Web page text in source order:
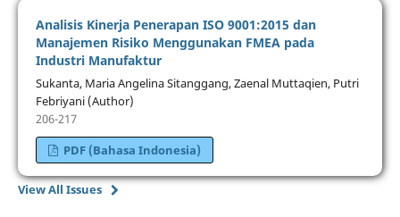
Analisis Kinerja Penerapan ISO 9001:2015 dan
Manajemen Risiko Menggunakan FMEA pada
Industri Manufaktur
Sukanta, Maria Angelina Sitanggang, Zaenal Muttaqien, Putri
Febriyani (Author)
206-217
PDF (Bahasa Indonesia)
View All Issues